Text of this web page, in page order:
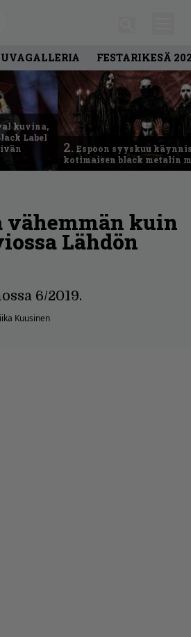
FESTARIKESÄ
kuvina,
Label
2. Espoon syyskuu
kotimaisen black metalin
vähemmän kuin
Lähdön
6/2019.
Kuusinen